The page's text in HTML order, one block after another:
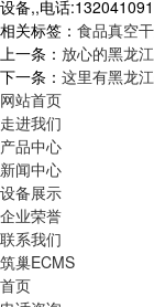
设备,,电话
相关标签： 食品真空
上一条： 放心的黑龙
下一条： 这里有黑龙
网站首页
走进我们
产品中心
新闻中心
设备展示
企业荣誉
联系我们
筑巢ECMS
首页